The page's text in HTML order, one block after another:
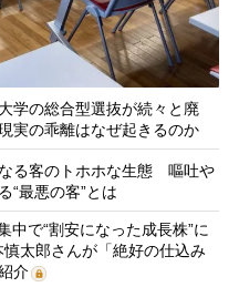
学の総合型選抜が続々と廃
実の乖離はなぜ起きるのか
る客のトホホな生態 嘔吐や
“最悪の客”とは
中で“割安になった成長株”に
太郎さんが「絶好の仕込み
介